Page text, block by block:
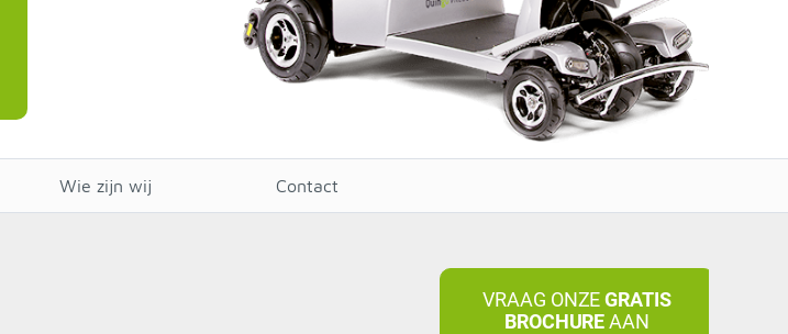
Wie zijn wij Contact
VRAAG ONZEGRATIS
BROCHUREAAN